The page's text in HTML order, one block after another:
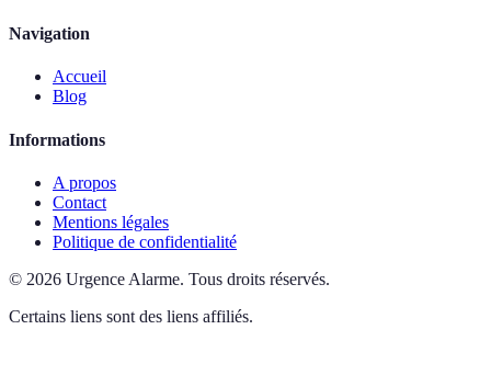
Navigation
Accueil
Blog
Informations
A propos
Contact
Mentions légales
Politique de confidentialité
© 2026 Urgence Alarme. Tous droits réservés.
Certains liens sont des liens affiliés.